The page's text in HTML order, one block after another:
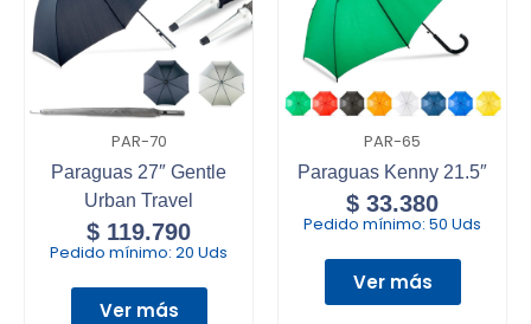
PAR-70
Paraguas 27″ Gentle
Urban Travel
$ 119.790
Pedido mínimo: 20 Uds
Ver más
PAR-65
Paraguas Kenny 21.5″
$ 33.380
Pedido mínimo: 50 Uds
Ver más